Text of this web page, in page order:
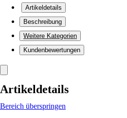
Artikeldetails
Beschreibung
Weitere Kategorien
Kundenbewertungen
Artikeldetails
Bereich überspringen